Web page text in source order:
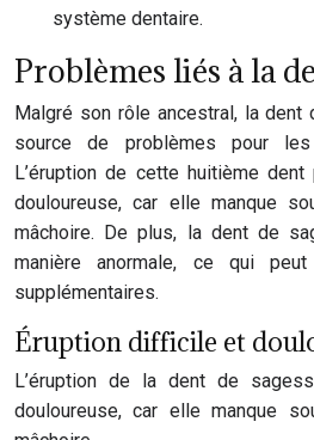
système dentaire.
Problèmes liés à la
Malgré son rôle ancestral, la
source de problèmes pour les
L’éruption de cette huitième
douloureuse, car elle manque
mâchoire. De plus, la dent de
manière anormale, ce qui
supplémentaires.
Éruption difficile et
L’éruption de la dent de
douloureuse, car elle manque